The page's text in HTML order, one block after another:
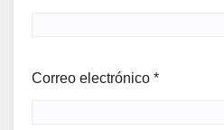
Correo electrónico *